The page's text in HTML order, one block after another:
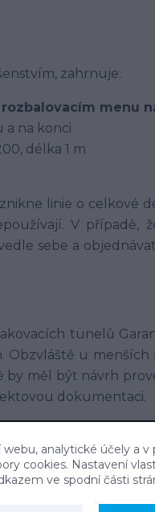
zahrnuje:
menu
a na konci
délka 1 m
linie o celkové
V případě,
sebe a
tunelů
Obzvláště u menších
by měl být návrh
dokumentaci.
do 100 m2 do 150 m2
analytické účely a v
cookies. Nastavení
ve spodní části